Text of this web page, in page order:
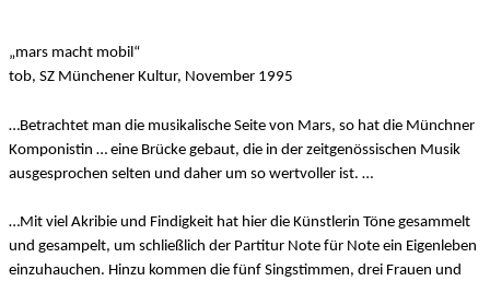
„mars macht mobil“
tob, SZ Münchener Kultur, November 1995
…Betrachtet man die musikalische Seite von Mars, so hat die Münchner
Komponistin … eine Brücke gebaut, die in der zeitgenössischen Musik
ausgesprochen selten und daher um so wertvoller ist. …
…Mit viel Akribie und Findigkeit hat hier die Künstlerin Töne gesammelt
und gesampelt, um schließlich der Partitur Note für Note ein Eigenleben
einzuhauchen. Hinzu kommen die fünf Singstimmen, drei Frauen und